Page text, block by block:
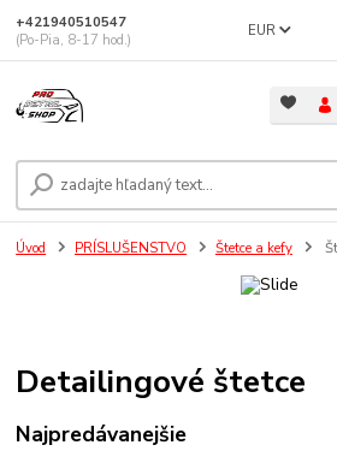
EUR
+421940510547
(Po-Pia, 8-17 hod.)
Úvod PRÍSLUŠENSTVO Štetce a kefy
Detailingové štetce
Najpredávanejšie